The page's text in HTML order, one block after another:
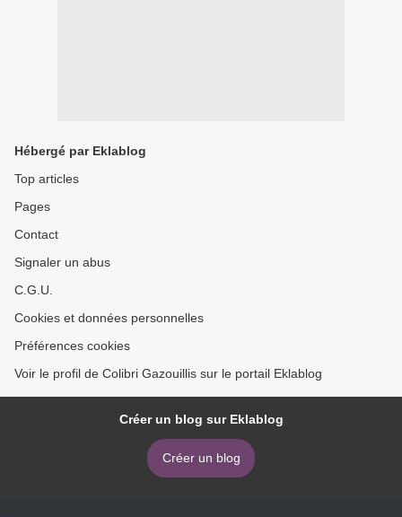
Hébergé par Eklablog
Top articles
Pages
Contact
Signaler un abus
C.G.U.
Cookies et données personnelles
Préférences cookies
Voir le profil de Colibri Gazouillis sur le portail Eklablog
Créer un blog sur Eklablog
Créer un blog